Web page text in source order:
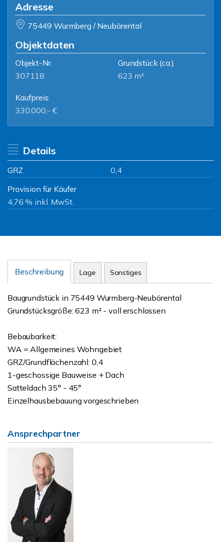
Adresse
75449 Wurmberg / Neubärental
Objektdaten
Objekt-Nr.
307118
Grundstück(ca.)
623 m²
Kaufpreis
330.000,- €
Details
GRZ
0,4
Provision für Käufer
4,76 % inkl. MwSt.
Beschreibung Lage Sonstiges
Baugrundstück in 75449 Wurmberg-Neubärental
Grundstücksgröße: 623 m² - voll erschlossen
Bebaubarkeit:
WA = Allgemeines Wohngebiet
GRZ/Grundflächenzahl: 0,4
1-geschossige Bauweise + Dach
Satteldach 35° - 45°
Einzelhausbebauung vorgeschrieben
Ansprechpartner